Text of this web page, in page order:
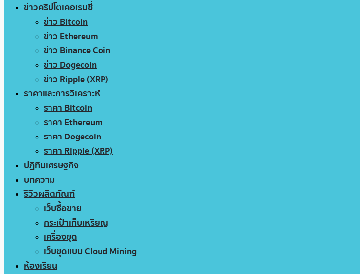
ข่าวคริปโตเคอเรนซี่
ข่าว Bitcoin
ข่าว Ethereum
ข่าว Binance Coin
ข่าว Dogecoin
ข่าว Ripple (XRP)
ราคาและการวิเคราะห์
ราคา Bitcoin
ราคา Ethereum
ราคา Dogecoin
ราคา Ripple (XRP)
ปฏิทินเศรษฐกิจ
บทความ
รีวิวผลิตภัณฑ์
เว็บซื้อขาย
กระเป๋าเก็บเหรียญ
เครื่องขุด
เว็บขุดแบบ Cloud Mining
ห้องเรียน